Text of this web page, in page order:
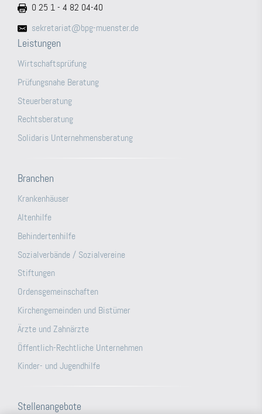
0 25 1 - 4 82 04-40
sekretariat@bpg-muenster.de
Leistungen
Wirtschaftsprüfung
Prüfungsnahe Beratung
Steuerberatung
Rechtsberatung
Solidaris Unternehmensberatung
Branchen
Krankenhäuser
Altenhilfe
Behindertenhilfe
Sozialverbände / Sozialvereine
Stiftungen
Ordensgemeinschaften
Kirchengemeinden und Bistümer
Ärzte und Zahnärzte
Öffentlich-Rechtliche Unternehmen
Kinder- und Jugendhilfe
Stellenangebote